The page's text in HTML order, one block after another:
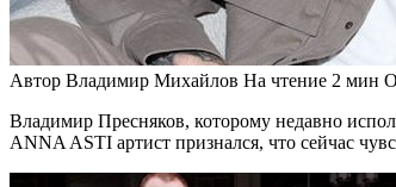
Автор Владимир Михайлов На чтение 2 мин
Владимир Пресняков, которому недавно
ANNA ASTI артист признался, что сейчас